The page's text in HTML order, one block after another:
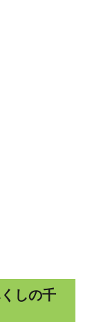
しの千